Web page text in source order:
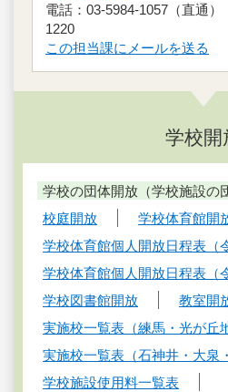
電話：03-5984-1057（直通
1220
この担当課にメールを送る
学校開
学校の団体開放（学校施設の
校庭開放
学校体育館開
学校体育館個人開放日程表（
学校体育館個人開放日程表（
学校図書館開放
教室開
実施校一覧表（練馬・光が丘
実施校一覧表（石神井・大泉
学校施設使用料一覧表